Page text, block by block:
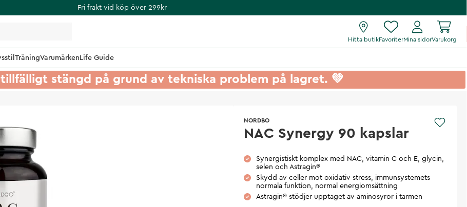
Fri frakt vid köp över 299kr
Hitta butikFavoriterMina sidorVarukorg
TräningVarumärkenLife Guide
stängd på grund av tekniska problem på lagret. 💚
NORDBO
NAC Synergy 90 kapslar
Synergistiskt komplex med NAC, vitamin C och E, glycin,
selen och Astragin®
Skydd av celler mot oxidativ stress, immunsystemets
normala funktion, normal energiomsättning
Astragin® stödjer upptaget av aminosyror i tarmen